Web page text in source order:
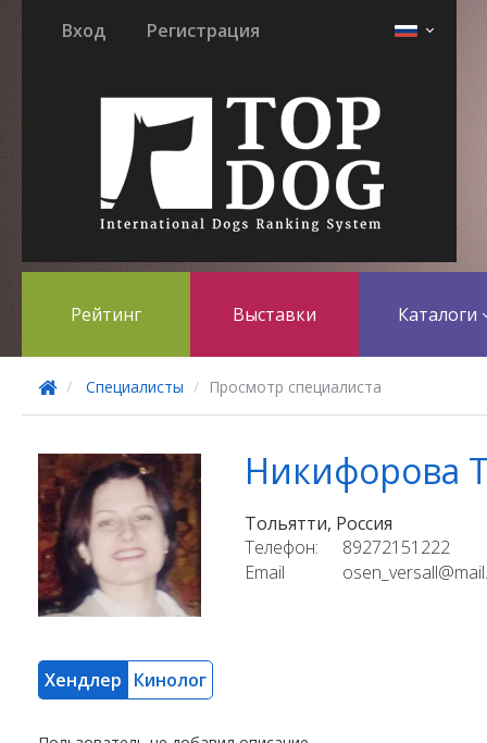
Вход Регистрация
Рейтинг Выставки Каталоги
Специалисты Просмотр специалиста
Никифорова
Тольятти, Россия
Телефон:
89272151222
Email
Хендлер Кинолог